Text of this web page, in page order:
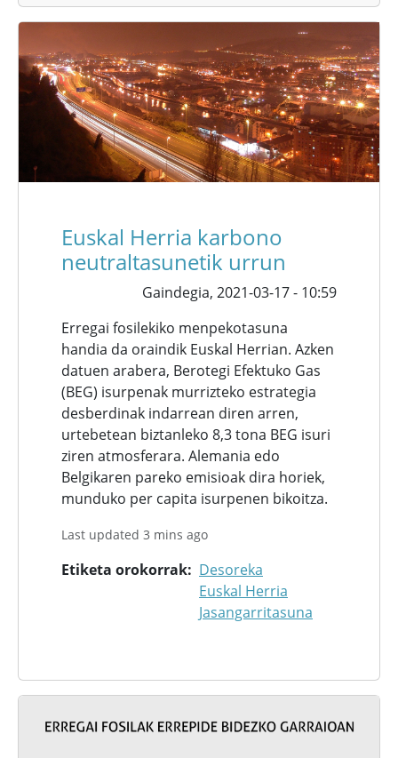
Euskal Herria karbono
neutraltasunetik urrun
Gaindegia, 2021-03-17 - 10:59
Erregai fosilekiko menpekotasuna
handia da oraindik Euskal Herrian. Azken
datuen arabera, Berotegi Efektuko Gas
(BEG) isurpenak murrizteko estrategia
desberdinak indarrean diren arren,
urtebetean biztanleko 8,3 tona BEG isuri
ziren atmosferara. Alemania edo
Belgikaren pareko emisioak dira horiek,
munduko per capita isurpenen bikoitza.
Last updated 3 mins ago
Etiketa orokorrak
Desoreka
Euskal Herria
Jasangarritasuna